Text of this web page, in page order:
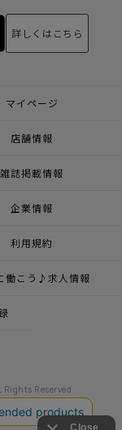
詳しくはこちら
マイページ
店舗情報
雑誌掲載情報
企業情報
利用規約
働こう♪求人情報
Rights Reserved